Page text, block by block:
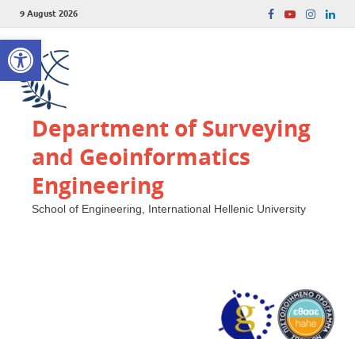
Open toolbar
9 August 2026
Department of Surveying
and Geoinformatics
Engineering
School of Engineering, International Hellenic University